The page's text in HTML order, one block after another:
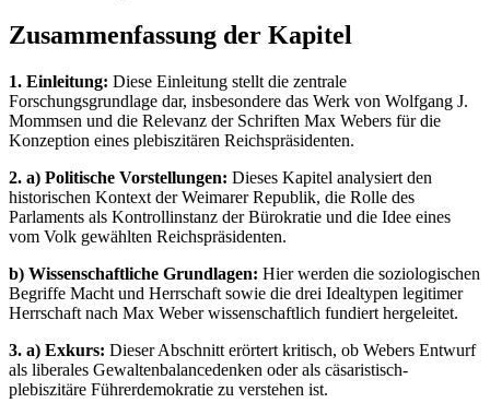
Zusammenfassung der Kapitel
1. Einleitung: Diese Einleitung stellt die zentrale
Forschungsgrundlage dar, insbesondere das Werk von Wolfgang J.
Mommsen und die Relevanz der Schriften Max Webers für die
Konzeption eines plebiszitären Reichspräsidenten.
2. a) Politische Vorstellungen: Dieses Kapitel analysiert den
historischen Kontext der Weimarer Republik, die Rolle des
Parlaments als Kontrollinstanz der Bürokratie und die Idee eines
vom Volk gewählten Reichspräsidenten.
b) Wissenschaftliche Grundlagen: Hier werden die soziologischen
Begriffe Macht und Herrschaft sowie die drei Idealtypen legitimer
Herrschaft nach Max Weber wissenschaftlich fundiert hergeleitet.
3. a) Exkurs: Dieser Abschnitt erörtert kritisch, ob Webers Entwurf
als liberales Gewaltenbalancedenken oder als cäsaristisch-
plebiszitäre Führerdemokratie zu verstehen ist.